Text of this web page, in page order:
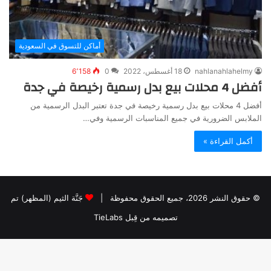
أماكن للتسوق في السعودية
nahlanahlahelmy 18 أغسطس، 2022 0 6٬158
أفضل 4 محلات بيع بدل رسمية رخيصة في جدة
أفضل 4 محلات بيع بدل رسمية رخيصة في جدة تعتبر البدل الرسمية من
الملابس الضرورية في جميع المناسبات الرسمية وفي…
أكمل القراءة »
© حقوق النشر 2026، جميع الحقوق محفوظة |
جَنَّة الثيم (المظهر) تم
تصميمه من قِبل TieLabs